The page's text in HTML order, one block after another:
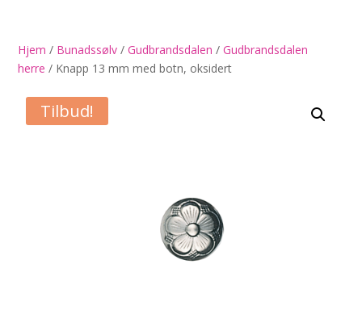
Hjem / Bunadssølv /Gudbrandsdalen /Gudbrandsdalen
herre / Knapp 13 mm med botn, oksidert
Tilbud!